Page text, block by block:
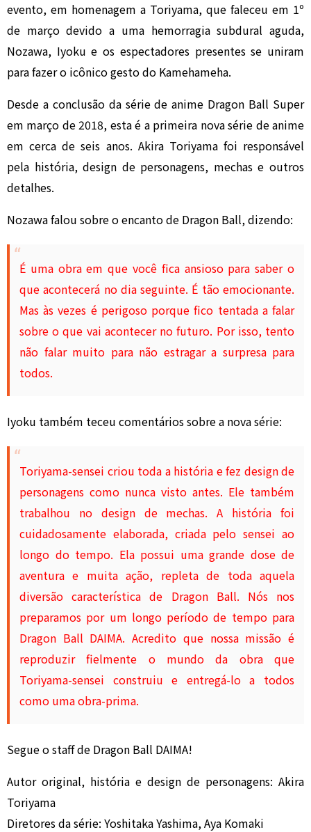
evento, em homenagem a Toriyama, que faleceu em 1º
de março devido a uma hemorragia subdural aguda,
Nozawa, Iyoku e os espectadores presentes se uniram
para fazer o icônico gesto do Kamehameha.
Desde a conclusão da série de anime Dragon Ball Super
em março de 2018, esta é a primeira nova série de anime
em cerca de seis anos. Akira Toriyama foi responsável
pela história, design de personagens, mechas e outros
detalhes.
Nozawa falou sobre o encanto de Dragon Ball, dizendo:
É uma obra em que você fica ansioso para saber o
que acontecerá no dia seguinte. É tão emocionante.
Mas às vezes é perigoso porque fico tentada a falar
sobre o que vai acontecer no futuro. Por isso, tento
não falar muito para não estragar a surpresa para
todos.
Iyoku também teceu comentários sobre a nova série:
Toriyama-sensei criou toda a história e fez design de
personagens como nunca visto antes. Ele também
trabalhou no design de mechas. A história foi
cuidadosamente elaborada, criada pelo sensei ao
longo do tempo. Ela possui uma grande dose de
aventura e muita ação, repleta de toda aquela
diversão característica de Dragon Ball. Nós nos
preparamos por um longo período de tempo para
Dragon Ball DAIMA. Acredito que nossa missão é
reproduzir fielmente o mundo da obra que
Toriyama-sensei construiu e entregá-lo a todos
como uma obra-prima.
Segue o staff de Dragon Ball DAIMA!
Autor original, história e design de personagens: Akira
Toriyama
Diretores da série: Yoshitaka Yashima, Aya Komaki